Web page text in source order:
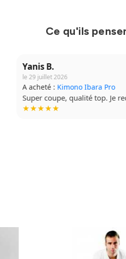
Ce qu'ils
Yanis B.
le 29 juillet 2026
A acheté : Kimono Ibara Pro
Super coupe, qualité top. Je
★★★★★